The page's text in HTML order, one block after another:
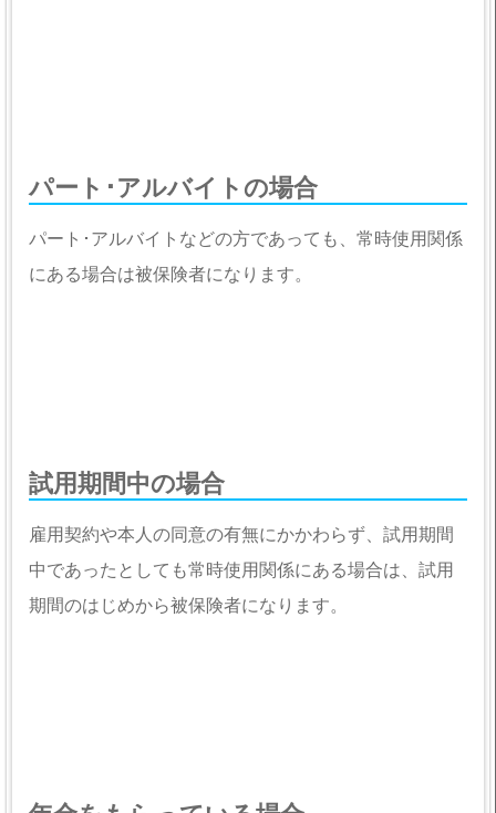
パート･アルバイトの場合
パート･アルバイトなどの方であっても、常時使用関係
にある場合は被保険者になります。
試用期間中の場合
雇用契約や本人の同意の有無にかかわらず、試用期間
中であったとしても常時使用関係にある場合は、試用
期間のはじめから被保険者になります。